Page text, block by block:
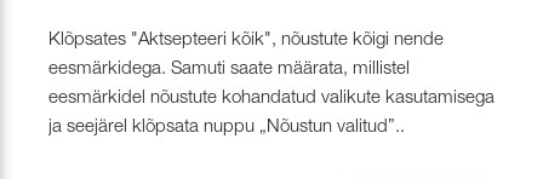
Muu
Liimid ja
Kollektsioonist väljaminevad
Can Can Pizza
Restoranikett Grill
Nevotex Narva OÜ Enhances
Manufacturing Efficiency with
Klõpsates "Aktsepteeri kõik", nõustute kõigi nende
eesmärkidega. Samuti saate määrata, millistel
eesmärkidel nõustute kohandatud valikute kasutamisega
ja seejärel klõpsata nuppu „Nõustun valitud”..